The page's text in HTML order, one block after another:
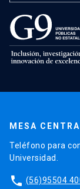
MESA
Teléfono para
Universidad.
phone (56)95504